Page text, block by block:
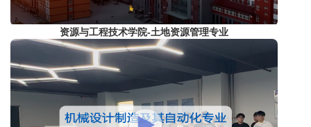
资源与工程技术学院-土地资源管理专业